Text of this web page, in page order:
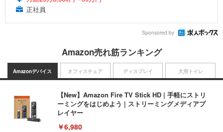
正社員
Sponsored by
Amazon売れ筋ランキング
Amazonデバイス
【New】Amazon Fire TV Stick HD | 手軽にストリ
ーミングをはじめよう | ストリーミングメディアプ
レイヤー
￥6,980
オフィスチェア ディスプレイ 犬用トイレ